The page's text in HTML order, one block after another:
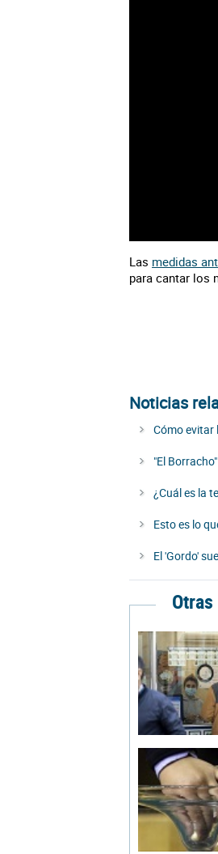
Las medidas
para cantar los
Noticias
Cómo evitar
"El
¿Cuál es la
Esto es lo
El 'Gordo'